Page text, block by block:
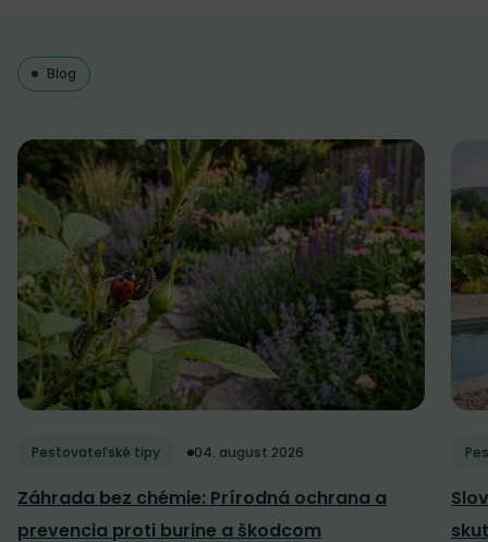
Blog
Pestovateľské tipy 04. august 2026
Záhrada bez chémie: Prírodná ochrana a
prevencia proti burine a škodcom